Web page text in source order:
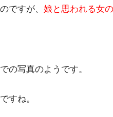
ですが、 娘と思われる女
の写真のようです。
すね。